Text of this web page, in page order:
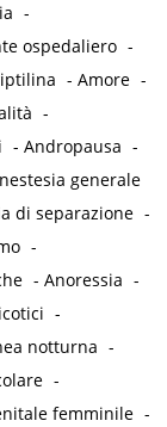
-
ospedaliero -
-Amore -
-
-Andropausa -
generale
di separazione -
-
-Anoressia -
-
notturna -
-
femminile -